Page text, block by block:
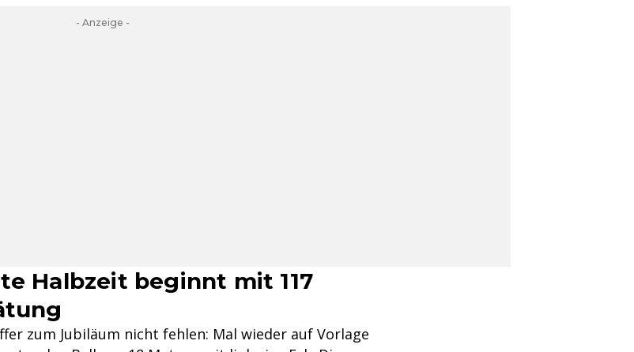
- Anzeige -
Halbzeit beginnt mit 117
zum Jubiläum nicht fehlen: Mal wieder auf Vorlage